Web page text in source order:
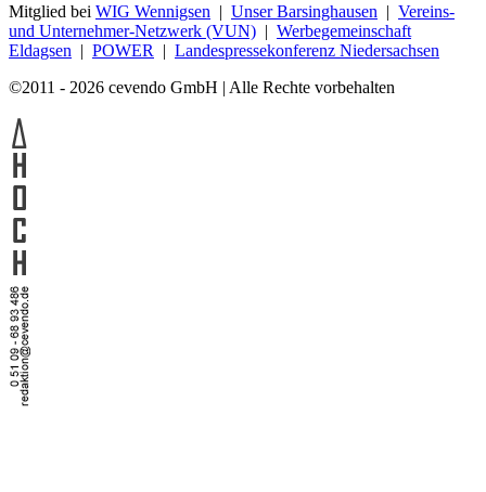
Mitglied bei WIG Wennigsen | Unser Barsinghausen | Vereins-
und Unternehmer-Netzwerk (VUN) | Werbegemeinschaft
Eldagsen | POWER | Landespressekonferenz Niedersachsen
©2011 - 2026 cevendo GmbH | Alle Rechte vorbehalten